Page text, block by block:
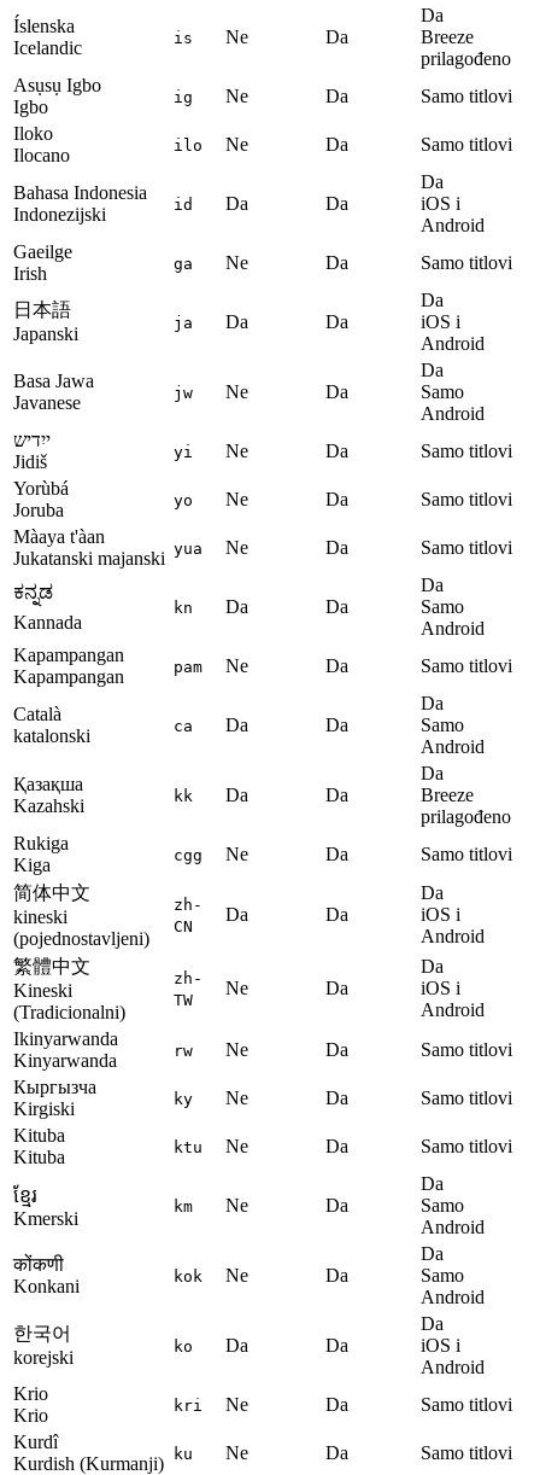
Íslenska
Icelandic
is Ne Da
Da
Breeze
prilagođeno
Asụsụ Igbo
Igbo
ig Ne Da
Samo titlovi
Iloko
Ilocano
ilo Ne Da Samo titlovi
Bahasa Indonesia
Indonezijski
id Da Da
Da
iOS i
Android
Gaeilge
Irish
ga Ne Da Samo titlovi
日本語
Japanski
ja Da Da
Da
iOS i
Android
Basa Jawa
Javanese
jw Ne Da
Da
Samo
Android
ייִדיש
Jidiš
yi Ne Da
Samo titlovi
Yorùbá
Joruba
yo Ne Da
Samo titlovi
Màaya t'àan
Jukatanski majanski yua Ne Da Samo titlovi
ಕನ್ನಡ
Kannada
kn Da Da
Da
Samo
Android
Kapampangan
Kapampangan
pam Ne Da Samo titlovi
Català
katalonski
ca Da Da
Da
Samo
Android
Қазақша
Kazahski
kk Da Da
Da
Breeze
prilagođeno
Rukiga
Kiga
cgg Ne Da
Samo titlovi
简体中文
kineski
(pojednostavljeni)
zh-
CN
Da Da
Da
iOS i
Android
繁體中文
Kineski
(Tradicionalni)
zh-
TW
Ne Da
Da
iOS i
Android
Ikinyarwanda
Kinyarwanda
rw Ne Da
Samo titlovi
Кыргызча
Kirgiski
ky Ne Da
Samo titlovi
Kituba
Kituba
ktu Ne Da Samo titlovi
ខ្មែរ
Kmerski
km Ne Da
Da
Samo
Android
कोंकणी
Konkani
kok Ne Da
Da
Samo
Android
한국어
korejski
ko Da Da
Da
iOS i
Android
Krio
Krio
kri Ne Da
Samo titlovi
Kurdî
Kurdish (Kurmanji)
ku Ne Da
Samo titlovi